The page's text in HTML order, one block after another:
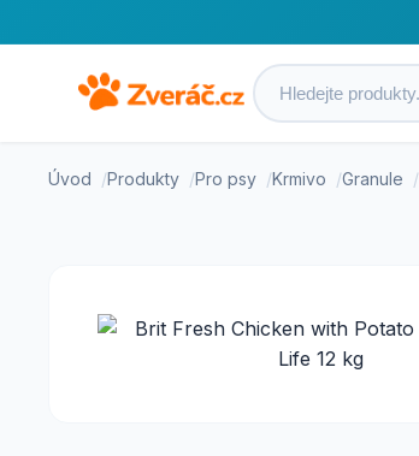
Úvod Produkty Pro psy Krmivo Granule